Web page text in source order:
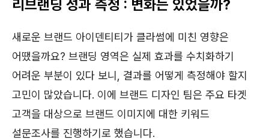
리브랜딩 성과 측정 : 변화는 있었을까?
새로운 브랜드 아이덴티티가 클라썸에 미친 영향은
어땠을까요? 브랜딩 영역은 실제 효과를 수치화하기
어려운 부분이 있다 보니, 결과를 어떻게 측정해야 할지
고민이 많았습니다. 이에 브랜드 디자인 팀은 주요 타겟
고객을 대상으로 브랜드 이미지에 대한 키워드
설문조사를 진행하기로 했습니다.